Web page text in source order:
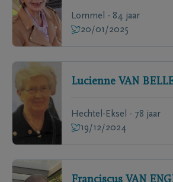
Lommel - 84 jaar
20/01/2025
Lucienne VAN
Hechtel-Eksel - 78 jaar
19/12/2024